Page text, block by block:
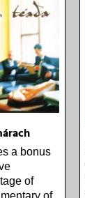
a bonus
of
of